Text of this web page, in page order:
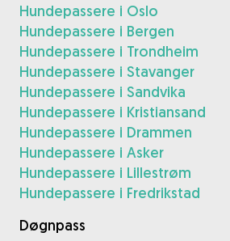
Hundepassere i Oslo
Hundepassere i Bergen
Hundepassere i Trondheim
Hundepassere i Stavanger
Hundepassere i Sandvika
Hundepassere i Kristiansand
Hundepassere i Drammen
Hundepassere i Asker
Hundepassere i Lillestrøm
Hundepassere i Fredrikstad
Døgnpass